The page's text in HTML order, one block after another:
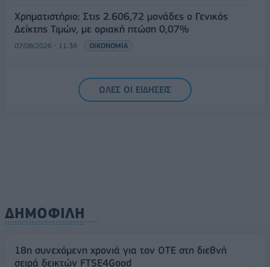
Χρηματιστήριο: Στις 2.606,72 μονάδες ο Γενικός
Δείκτης Τιμών, με οριακή πτώση 0,07%
07/08/2026 - 11:38 ΟΙΚΟΝΟΜΙΑ
ΟΛΕΣ ΟΙ ΕΙΔΗΣΕΙΣ
ΔΗΜΟΦΙΛΗ
18η συνεχόμενη χρονιά για τον ΟΤΕ στη διεθνή
σειρά δεικτών FTSE4Good